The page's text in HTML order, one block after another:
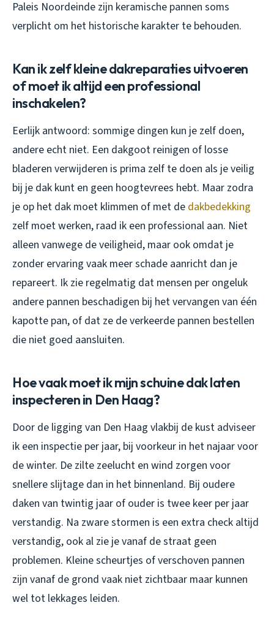
Paleis Noordeinde zijn keramische pannen soms
verplicht om het historische karakter te behouden.
Kan ik zelf kleine dakreparaties uitvoeren
of moet ik altijd een professional
inschakelen?
Eerlijk antwoord: sommige dingen kun je zelf doen,
andere echt niet. Een dakgoot reinigen of losse
bladeren verwijderen is prima zelf te doen als je veilig
bij je dak kunt en geen hoogtevrees hebt. Maar zodra
je op het dak moet klimmen of met de dakbedekking
zelf moet werken, raad ik een professional aan. Niet
alleen vanwege de veiligheid, maar ook omdat je
zonder ervaring vaak meer schade aanricht dan je
repareert. Ik zie regelmatig dat mensen per ongeluk
andere pannen beschadigen bij het vervangen van één
kapotte pan, of dat ze de verkeerde pannen bestellen
die niet goed aansluiten.
Hoe vaak moet ik mijn schuine dak laten
inspecteren in Den Haag?
Door de ligging van Den Haag vlakbij de kust adviseer
ik een inspectie per jaar, bij voorkeur in het najaar voor
de winter. De zilte zeelucht en wind zorgen voor
snellere slijtage dan in het binnenland. Bij oudere
daken van twintig jaar of ouder is twee keer per jaar
verstandig. Na zware stormen is een extra check altijd
verstandig, ook al zie je vanaf de straat geen
problemen. Kleine scheurtjes of verschoven pannen
zijn vanaf de grond vaak niet zichtbaar maar kunnen
wel tot lekkages leiden.